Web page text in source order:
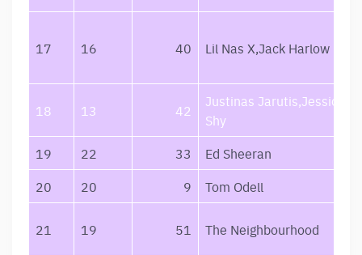
17 16 40 Lil Nas X,Jack Harlow
18 13 42
Justinas Jarutis,Jessica
Shy
19
22 33
Ed Sheeran
20
20 9 Tom Odell
21 19 51 The Neighbourhood